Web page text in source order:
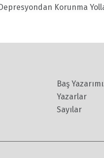
Depresyondan Korunma
İnsan Hz. Muhammed
Peygamberimizin (sav) Veda
Cinsellik Nedir? / Feyz
Oranını
Baş
Yazarlar
Sayılar